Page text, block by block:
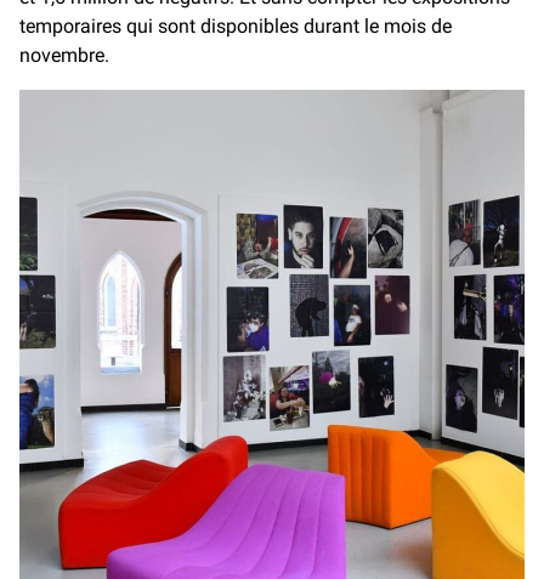
temporaires qui sont disponibles durant le mois de
novembre.